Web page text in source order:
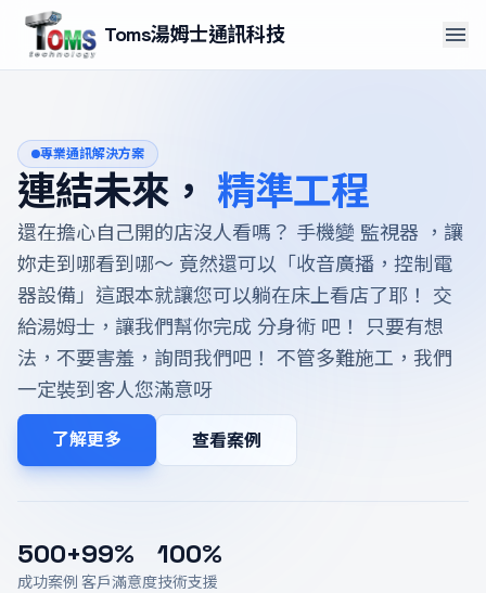
Toms湯姆士通訊科技 menu
專業通訊解決方案
連結未來， 精準工程
還在擔心自己開的店沒人看嗎？ 手機變 監視器 ，讓
妳走到哪看到哪～ 竟然還可以「收音廣播，控制電
器設備」這跟本就讓您可以躺在床上看店了耶！ 交
給湯姆士，讓我們幫你完成 分身術 吧！ 只要有想
法，不要害羞，詢問我們吧！ 不管多難施工，我們
一定裝到客人您滿意呀
了解更多 查看案例
500+
成功案例
99%
客戶滿意度
100%
技術支援